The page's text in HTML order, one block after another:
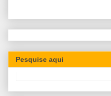
Pesquise aqui